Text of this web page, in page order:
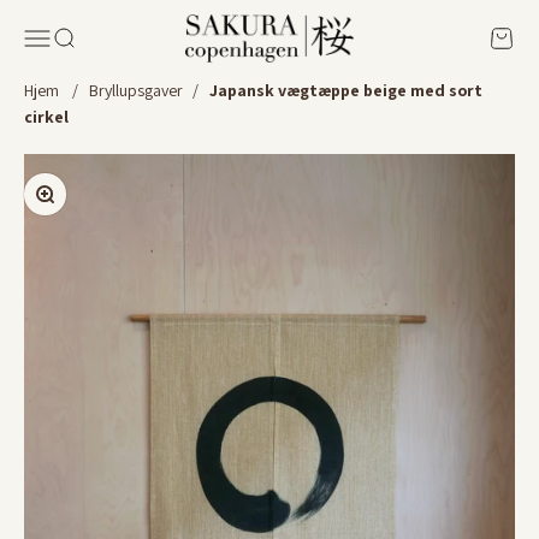
MenuSøg
Sakura Copenhagen
Kurv
Hjem / Bryllupsgaver / Japansk vægtæppe beige med sort
cirkel
Zoom